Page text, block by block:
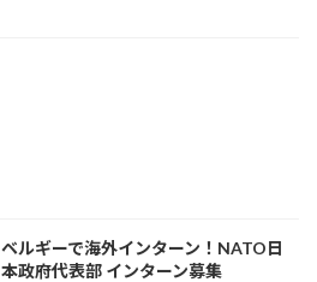
ベルギーで海外インターン！NATO日
本政府代表部 インターン募集